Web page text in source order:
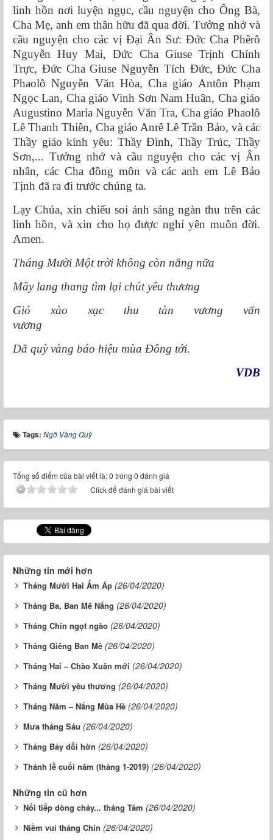
linh hồn nơi luyện ngục, cầu nguyện cho Ông Bà,
Cha Mẹ, anh em thân hữu đã qua đời. Tưởng nhớ và
cầu nguyện cho các vị Đại Ân Sư: Đức Cha Phêrô
Nguyễn Huy Mai, Đức Cha Giuse Trịnh Chính
Trực, Đức Cha Giuse Nguyễn Tích Đức, Đức Cha
Phaolô Nguyễn Văn Hòa, Cha giáo Antôn Phạm
Ngọc Lan, Cha giáo Vinh Sơn Nam Huân, Cha giáo
Augustino Maria Nguyễn Văn Tra, Cha giáo Phaolô
Lê Thanh Thiên, Cha giáo Anrê Lê Trần Bảo, và các
Thầy giáo kính yêu: Thầy Đình, Thầy Trúc, Thầy
Sơn,... Tưởng nhớ và cầu nguyện cho các vị Ân
nhân, các Cha đồng môn và các anh em Lê Bảo
Tịnh đã ra đi trước chúng ta.
Lạy Chúa, xin chiếu soi ánh sáng ngàn thu trên các
linh hồn, và xin cho họ được nghỉ yên muôn đời.
Amen.
Tháng Mười Một trời không còn nắng nữa
Mây lang thang tìm lại chút yêu thương
Gió xào xạc thu tàn vương vấn
vương
Dã quỳ vàng báo hiệu mùa Đông tới.
VDB
Tags: Ngõ Vàng Quỳ
Tổng số điểm của bài viết là: 0 trong 0 đánh giá
Click để đánh giá bài viết
Những tin mới hơn
Tháng Mười Hai Ấm Áp (26/04/2020)
Tháng Ba, Ban Mê Nắng (26/04/2020)
Tháng Chín ngọt ngào (26/04/2020)
Tháng Giêng Ban Mê (26/04/2020)
Tháng Hai – Chào Xuân mới (26/04/2020)
Tháng Mười yêu thương (26/04/2020)
Tháng Năm – Nắng Mùa Hè (26/04/2020)
Mưa tháng Sáu (26/04/2020)
Tháng Bảy dỗi hờn (26/04/2020)
Thánh lễ cuối năm (tháng 1-2019) (26/04/2020)
Những tin cũ hơn
Nối tiếp dòng chảy... tháng Tám (26/04/2020)
Niềm vui tháng Chín (26/04/2020)